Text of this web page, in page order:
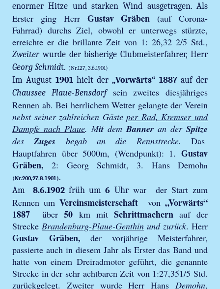
enormer Hitze und starken Wind ausgetragen. Als
Erster ging Herr Gustav Gräben (auf Corona-
Fahrrad) durchs Ziel, obwohl er unterwegs stürzte,
erreichte er die brillante Zeit von 1: 26,32 2/5 Std.,
Zweiter wurde der bisherige Clubmeisterfahrer, Herr
Georg Schmidt. (Nr.127, 3.6.1901)
Im August 1901hielt der„Vorwärts“ 1887auf der
Chaussee Plaue-Bensdorfsein zweites diesjähriges
Rennen ab. Bei herrlichem Wetter gelangte der Verein
nebst seiner zahlreichen Gäste per Rad, Kremser und
Dampfe nach Plaue. Mit demBanner an der Spitze
desZuges begab an die Rennstrecke. Das
Hauptfahren über 5000m, (Wendpunkt): 1. Gustav
Gräben, 2: Georg Schmidt, 3. Hans Demohn
(Nr.200,27.8.1901).
Am8.6.1902 früh um6 Uhrwar der Start zum
Rennen umVereinsmeisterschaft von„Vorwärts“
1887 über50 km mit Schrittmachernauf der
Strecke Brandenburg-Plaue-Genthin und zurück. Herr
Gustav Gräben, der vorjährige Meisterfahrer,
passierte auch in diesem Jahr als Erster das Band und
hatte von einem Dreiradmotor geführt, die genannte
Strecke in der sehr achtbaren Zeit von 1:27,351/5 Std.
zurückgelegt. Zweiter wurde Herr Hans Demohn,